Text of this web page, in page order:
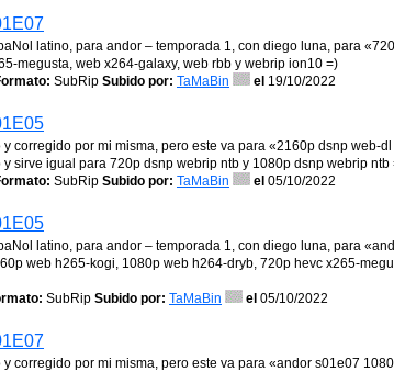
latino, para andor – temporada 1, con diego luna, para
megusta, web x264-galaxy, web rbb y webrip ion10 =)
SubRip Subido por: TaMaBin el 19/10/2022
corregido por mi misma, pero este va para «2160p dsnp web-
sirve igual para 720p dsnp webrip ntb y 1080p dsnp webrip ntb
SubRip Subido por: TaMaBin el 05/10/2022
latino, para andor – temporada 1, con diego luna, para
web h265-kogi, 1080p web h264-dryb, 720p hevc x265-
SubRip Subido por: TaMaBin el 05/10/2022
corregido por mi misma, pero este va para «andor s01e07